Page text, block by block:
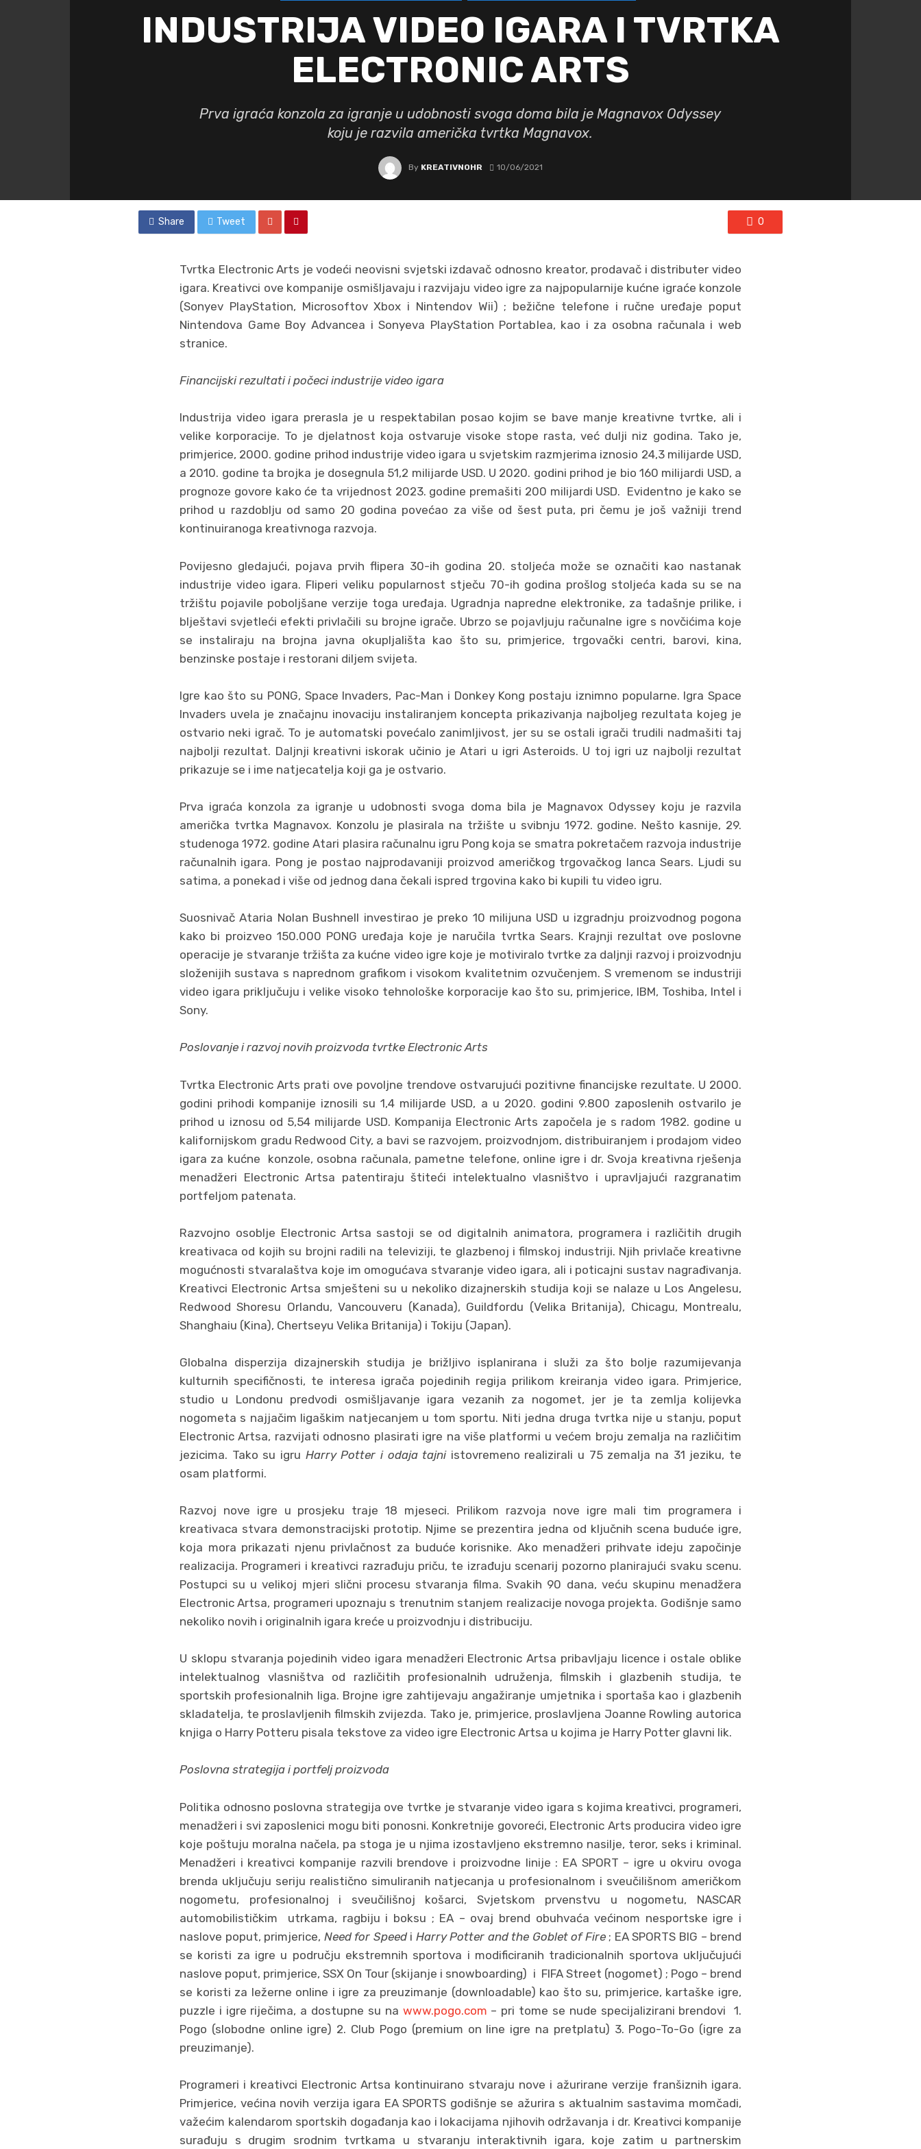
INDUSTRIJA VIDEO IGARA I TVRTKA
ELECTRONIC ARTS
Prva igraća konzola za igranje u udobnosti svoga doma bila je Magnavox Odyssey
koju je razvila američka tvrtka Magnavox.
By KREATIVNOHR 10/06/2021
Share Tweet 0
Tvrtka Electronic Arts je vodeći neovisni svjetski izdavač odnosno kreator, prodavač i distributer video
igara. Kreativci ove kompanije osmišljavaju i razvijaju video igre za najpopularnije kućne igraće konzole
(Sonyev PlayStation, Microsoftov Xbox i Nintendov Wii) ; bežične telefone i ručne uređaje poput
Nintendova Game Boy Advancea i Sonyeva PlayStation Portablea, kao i za osobna računala i web
stranice.
Financijski rezultati i počeci industrije video igara
Industrija video igara prerasla je u respektabilan posao kojim se bave manje kreativne tvrtke, ali i
velike korporacije. To je djelatnost koja ostvaruje visoke stope rasta, već dulji niz godina. Tako je,
primjerice, 2000. godine prihod industrije video igara u svjetskim razmjerima iznosio 24,3 milijarde USD,
a 2010. godine ta brojka je dosegnula 51,2 milijarde USD. U 2020. godini prihod je bio 160 milijardi USD, a
prognoze govore kako će ta vrijednost 2023. godine premašiti 200 milijardi USD. Evidentno je kako se
prihod u razdoblju od samo 20 godina povećao za više od šest puta, pri čemu je još važniji trend
kontinuiranoga kreativnoga razvoja.
Povijesno gledajući, pojava prvih flipera 30-ih godina 20. stoljeća može se označiti kao nastanak
industrije video igara. Fliperi veliku popularnost stječu 70-ih godina prošlog stoljeća kada su se na
tržištu pojavile poboljšane verzije toga uređaja. Ugradnja napredne elektronike, za tadašnje prilike, i
blještavi svjetleći efekti privlačili su brojne igrače. Ubrzo se pojavljuju računalne igre s novčićima koje
se instaliraju na brojna javna okupljališta kao što su, primjerice, trgovački centri, barovi, kina,
benzinske postaje i restorani diljem svijeta.
Igre kao što su PONG, Space Invaders, Pac-Man i Donkey Kong postaju iznimno popularne. Igra Space
Invaders uvela je značajnu inovaciju instaliranjem koncepta prikazivanja najboljeg rezultata kojeg je
ostvario neki igrač. To je automatski povećalo zanimljivost, jer su se ostali igrači trudili nadmašiti taj
najbolji rezultat. Daljnji kreativni iskorak učinio je Atari u igri Asteroids. U toj igri uz najbolji rezultat
prikazuje se i ime natjecatelja koji ga je ostvario.
Prva igraća konzola za igranje u udobnosti svoga doma bila je Magnavox Odyssey koju je razvila
američka tvrtka Magnavox. Konzolu je plasirala na tržište u svibnju 1972. godine. Nešto kasnije, 29.
studenoga 1972. godine Atari plasira računalnu igru Pong koja se smatra pokretačem razvoja industrije
računalnih igara. Pong je postao najprodavaniji proizvod američkog trgovačkog lanca Sears. Ljudi su
satima, a ponekad i više od jednog dana čekali ispred trgovina kako bi kupili tu video igru.
Suosnivač Ataria Nolan Bushnell investirao je preko 10 milijuna USD u izgradnju proizvodnog pogona
kako bi proizveo 150.000 PONG uređaja koje je naručila tvrtka Sears. Krajnji rezultat ove poslovne
operacije je stvaranje tržišta za kućne video igre koje je motiviralo tvrtke za daljnji razvoj i proizvodnju
složenijih sustava s naprednom grafikom i visokom kvalitetnim ozvučenjem. S vremenom se industriji
video igara priključuju i velike visoko tehnološke korporacije kao što su, primjerice, IBM, Toshiba, Intel i
Sony.
Poslovanje i razvoj novih proizvoda tvrtke Electronic Arts
Tvrtka Electronic Arts prati ove povoljne trendove ostvarujući pozitivne financijske rezultate. U 2000.
godini prihodi kompanije iznosili su 1,4 milijarde USD, a u 2020. godini 9.800 zaposlenih ostvarilo je
prihod u iznosu od 5,54 milijarde USD. Kompanija Electronic Arts započela je s radom 1982. godine u
kalifornijskom gradu Redwood City, a bavi se razvojem, proizvodnjom, distribuiranjem i prodajom video
igara za kućne konzole, osobna računala, pametne telefone, online igre i dr. Svoja kreativna rješenja
menadžeri Electronic Artsa patentiraju štiteći intelektualno vlasništvo i upravljajući razgranatim
portfeljom patenata.
Razvojno osoblje Electronic Artsa sastoji se od digitalnih animatora, programera i različitih drugih
kreativaca od kojih su brojni radili na televiziji, te glazbenoj i filmskoj industriji. Njih privlače kreativne
mogućnosti stvaralaštva koje im omogućava stvaranje video igara, ali i poticajni sustav nagrađivanja.
Kreativci Electronic Artsa smješteni su u nekoliko dizajnerskih studija koji se nalaze u Los Angelesu,
Redwood Shoresu Orlandu, Vancouveru (Kanada), Guildfordu (Velika Britanija), Chicagu, Montrealu,
Shanghaiu (Kina), Chertseyu Velika Britanija) i Tokiju (Japan).
Globalna disperzija dizajnerskih studija je brižljivo isplanirana i služi za što bolje razumijevanja
kulturnih specifičnosti, te interesa igrača pojedinih regija prilikom kreiranja video igara. Primjerice,
studio u Londonu predvodi osmišljavanje igara vezanih za nogomet, jer je ta zemlja kolijevka
nogometa s najjačim ligaškim natjecanjem u tom sportu. Niti jedna druga tvrtka nije u stanju, poput
Electronic Artsa, razvijati odnosno plasirati igre na više platformi u većem broju zemalja na različitim
jezicima. Tako su igru Harry Potter i odaja tajniistovremeno realizirali u 75 zemalja na 31 jeziku, te
osam platformi.
Razvoj nove igre u prosjeku traje 18 mjeseci. Prilikom razvoja nove igre mali tim programera i
kreativaca stvara demonstracijski prototip. Njime se prezentira jedna od ključnih scena buduće igre,
koja mora prikazati njenu privlačnost za buduće korisnike. Ako menadžeri prihvate ideju započinje
realizacija. Programeri i kreativci razrađuju priču, te izrađuju scenarij pozorno planirajući svaku scenu.
Postupci su u velikoj mjeri slični procesu stvaranja filma. Svakih 90 dana, veću skupinu menadžera
Electronic Artsa, programeri upoznaju s trenutnim stanjem realizacije novoga projekta. Godišnje samo
nekoliko novih i originalnih igara kreće u proizvodnju i distribuciju.
U sklopu stvaranja pojedinih video igara menadžeri Electronic Artsa pribavljaju licence i ostale oblike
intelektualnog vlasništva od različitih profesionalnih udruženja, filmskih i glazbenih studija, te
sportskih profesionalnih liga. Brojne igre zahtijevaju angažiranje umjetnika i sportaša kao i glazbenih
skladatelja, te proslavljenih filmskih zvijezda. Tako je, primjerice, proslavljena Joanne Rowling autorica
knjiga o Harry Potteru pisala tekstove za video igre Electronic Artsa u kojima je Harry Potter glavni lik.
Poslovna strategija i portfelj proizvoda
Politika odnosno poslovna strategija ove tvrtke je stvaranje video igara s kojima kreativci, programeri,
menadžeri i svi zaposlenici mogu biti ponosni. Konkretnije govoreći, Electronic Arts producira video igre
koje poštuju moralna načela, pa stoga je u njima izostavljeno ekstremno nasilje, teror, seks i kriminal.
Menadžeri i kreativci kompanije razvili brendove i proizvodne linije : EA SPORT – igre u okviru ovoga
brenda uključuju seriju realistično simuliranih natjecanja u profesionalnom i sveučilišnom američkom
nogometu, profesionalnoj i sveučilišnoj košarci, Svjetskom prvenstvu u nogometu, NASCAR
automobilističkim utrkama, ragbiju i boksu ; EA – ovaj brend obuhvaća većinom nesportske igre i
naslove poput, primjerice, Need for Speedi Harry Potter and the Goblet of Fire; EA SPORTS BIG – brend
se koristi za igre u području ekstremnih sportova i modificiranih tradicionalnih sportova uključujući
naslove poput, primjerice, SSX On Tour (skijanje i snowboarding) i FIFA Street (nogomet) ; Pogo – brend
se koristi za ležerne online i igre za preuzimanje (downloadable) kao što su, primjerice, kartaške igre,
puzzle i igre riječima, a dostupne su na www.pogo.com – pri tome se nude specijalizirani brendovi 1.
Pogo (slobodne online igre) 2. Club Pogo (premium on line igre na pretplatu) 3. Pogo-To-Go (igre za
preuzimanje).
Programeri i kreativci Electronic Artsa kontinuirano stvaraju nove i ažurirane verzije franšiznih igara.
Primjerice, većina novih verzija igara EA SPORTS godišnje se ažurira s aktualnim sastavima momčadi,
važećim kalendarom sportskih događanja kao i lokacijama njihovih održavanja i dr. Kreativci kompanije
surađuju s drugim srodnim tvrtkama u stvaranju interaktivnih igara, koje zatim u partnerskim